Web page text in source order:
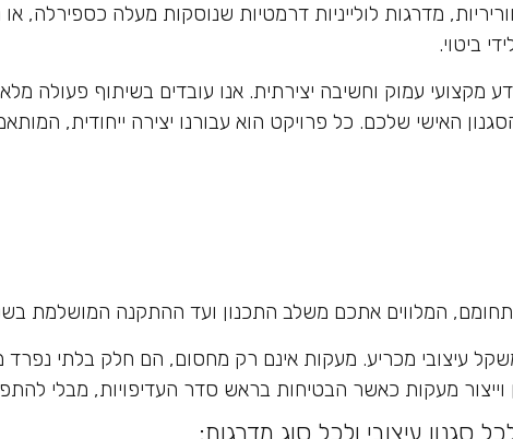
מדרגות לולייניות דרמטיות שנוסקות מעלה כספירלה, או
ביטוי.
מקצועי עמוק וחשיבה יצירתית. אנו עובדים בשיתוף פעולה
האישי שלכם. כל פרויקט הוא עבורנו יצירה ייחודית,
המלווים אתכם משלב התכנון ועד ההתקנה המושלמת
עיצובי מכריע. מעקות אינם רק מחסום, הם חלק בלתי
מעקות כאשר הבטיחות בראש סדר העדיפויות, מבלי
עיצובי ולכל סוג מדרגות: